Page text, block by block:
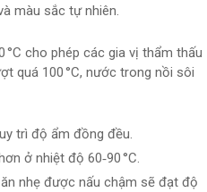
màu sắc tự nhiên.
°C cho phép các gia vị thẩm thấu
quá 100 °C, nước trong nồi sôi
trì độ ẩm đồng đều.
ở nhiệt độ 60‑90 °C.
nhẹ được nấu chậm sẽ đạt độ